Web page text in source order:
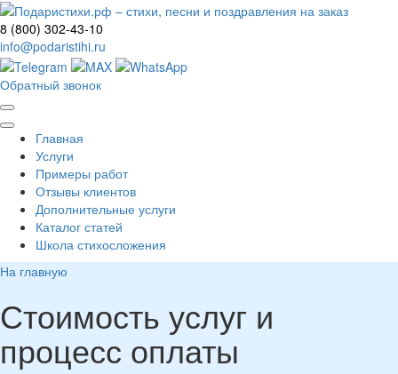
8 (800) 302-43-10
info@podaristihi.ru
Обратный звонок
Главная
Услуги
Примеры работ
Отзывы клиентов
Дополнительные услуги
Каталог статей
Школа стихосложения
На главную
Стоимость услуг и
процесс оплаты